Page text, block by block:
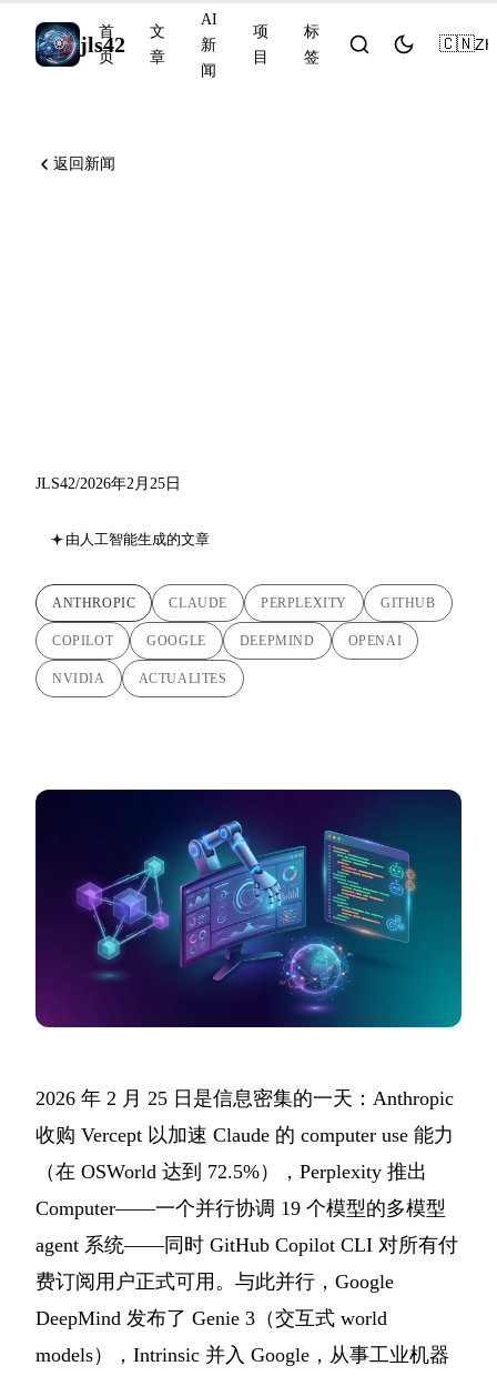
jls42
首
页
文
章
AI
新
闻
项
目
标
签
🇨🇳ZH
返回新闻
JLS42/2026年2月25日
由人工智能生成的文章
ANTHROPIC CLAUDE PERPLEXITY GITHUB
COPILOT GOOGLE DEEPMIND OPENAI
NVIDIA ACTUALITES
2026 年 2 月 25 日是信息密集的一天：Anthropic
收购 Vercept 以加速 Claude 的 computer use 能力
（在 OSWorld 达到 72.5%），Perplexity 推出
Computer——一个并行协调 19 个模型的多模型
agent 系统——同时 GitHub Copilot CLI 对所有付
费订阅用户正式可用。与此并行，Google
DeepMind 发布了 Genie 3（交互式 world
models），Intrinsic 并入 Google，从事工业机器